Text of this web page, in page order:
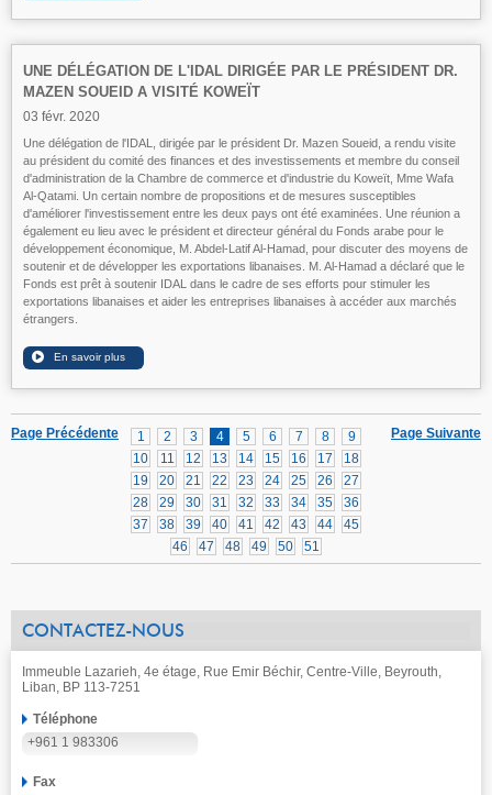
UNE DÉLÉGATION DE L'IDAL DIRIGÉE PAR LE PRÉSIDENT DR.
MAZEN SOUEID A VISITÉ KOWEÏT
03 févr. 2020
Une délégation de l'IDAL, dirigée par le président Dr. Mazen Soueid, a rendu visite
au président du comité des finances et des investissements et membre du conseil
d'administration de la Chambre de commerce et d'industrie du Koweït, Mme Wafa
Al-Qatami. Un certain nombre de propositions et de mesures susceptibles
d'améliorer l'investissement entre les deux pays ont été examinées. Une réunion a
également eu lieu avec le président et directeur général du Fonds arabe pour le
développement économique, M. Abdel-Latif Al-Hamad, pour discuter des moyens de
soutenir et de développer les exportations libanaises. M. Al-Hamad a déclaré que le
Fonds est prêt à soutenir IDAL dans le cadre de ses efforts pour stimuler les
exportations libanaises et aider les entreprises libanaises à accéder aux marchés
étrangers.
Page Suivante
1 2 3 4 5 6 7 8
9
10
11 12 13 14 15 16 17
18
19
20 21 22 23 24 25 26
27
28
29 30 31 32 33 34 35
36
37
38 39 40 41 42 43 44
45
46
47 48 49 50 51
Page Précédente
CONTACTEZ-NOUS
Immeuble Lazarieh, 4e étage, Rue Emir Béchir, Centre-Ville, Beyrouth,
Liban, BP 113-7251
Téléphone
+961 1 983306
Fax